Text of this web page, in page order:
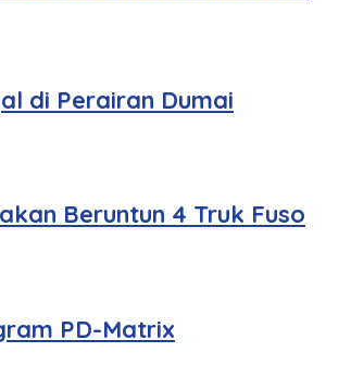
di Perairan Dumai
Beruntun 4 Truk Fuso
PD-Matrix